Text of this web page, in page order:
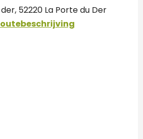
52220 La Porte du Der